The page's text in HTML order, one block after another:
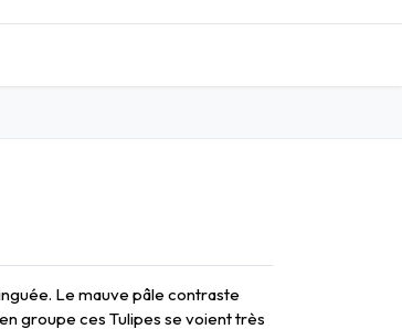
Le mauve pâle contraste
groupe ces Tulipes se voient très